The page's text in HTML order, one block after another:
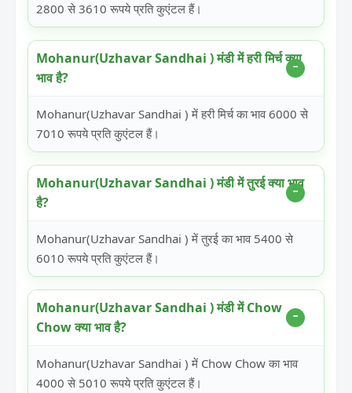
2800 से 3610 रूपये प्रति कुएंटल हैं।
Mohanur(Uzhavar Sandhai ) मंडी में हरी मिर्च क्या
भाव है?
Mohanur(Uzhavar Sandhai ) में हरी मिर्च का भाव 6000 से
7010 रूपये प्रति कुएंटल हैं।
Mohanur(Uzhavar Sandhai ) मंडी में तुरई क्या भाव
है?
Mohanur(Uzhavar Sandhai ) में तुरई का भाव 5400 से
6010 रूपये प्रति कुएंटल हैं।
Mohanur(Uzhavar Sandhai ) मंडी में Chow
Chow क्या भाव है?
Mohanur(Uzhavar Sandhai ) में Chow Chow का भाव
4000 से 5010 रूपये प्रति कुएंटल हैं।